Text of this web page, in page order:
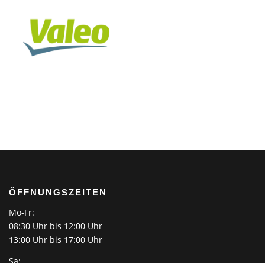
ÖFFNUNGSZEITEN
Mo-Fr:
08:30 Uhr bis 12:00 Uhr
13:00 Uhr bis 17:00 Uhr
Sa: